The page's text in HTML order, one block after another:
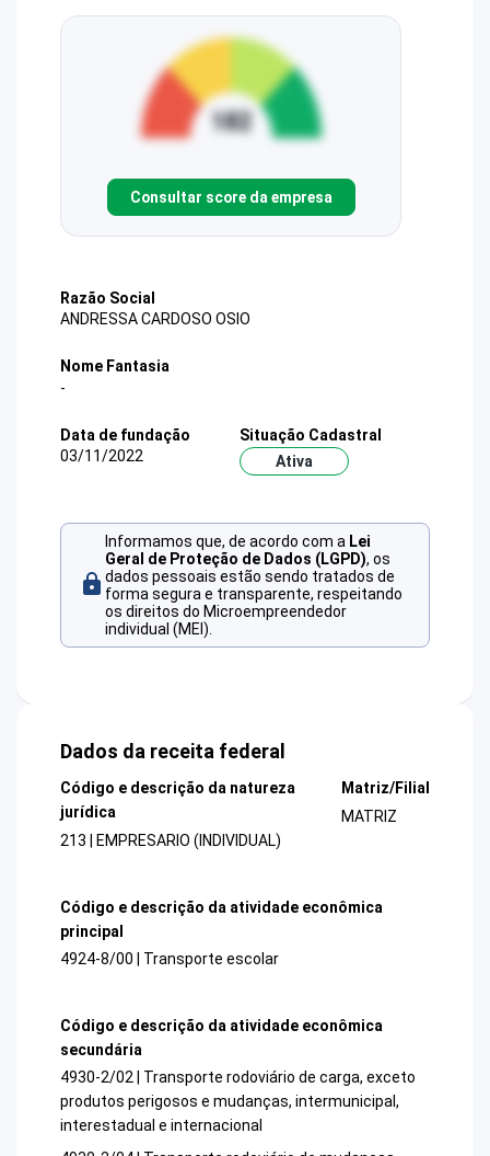
Consultar score da empresa
Razão Social
ANDRESSA CARDOSO OSIO
Nome Fantasia
-
Data de fundação
03/11/2022
Situação Cadastral
Ativa
Informamos que, de acordo com a Lei
Geral de Proteção de Dados (LGPD), os
dados pessoais estão sendo tratados de
forma segura e transparente, respeitando
os direitos do Microempreendedor
individual (MEI).
Dados da receita federal
Código e descrição da natureza
jurídica
213 | EMPRESARIO (INDIVIDUAL)
Matriz/Filial
MATRIZ
Código e descrição da atividade econômica
principal
4924-8/00 | Transporte escolar
Código e descrição da atividade econômica
secundária
4930-2/02 | Transporte rodoviário de carga, exceto
produtos perigosos e mudanças, intermunicipal,
interestadual e internacional